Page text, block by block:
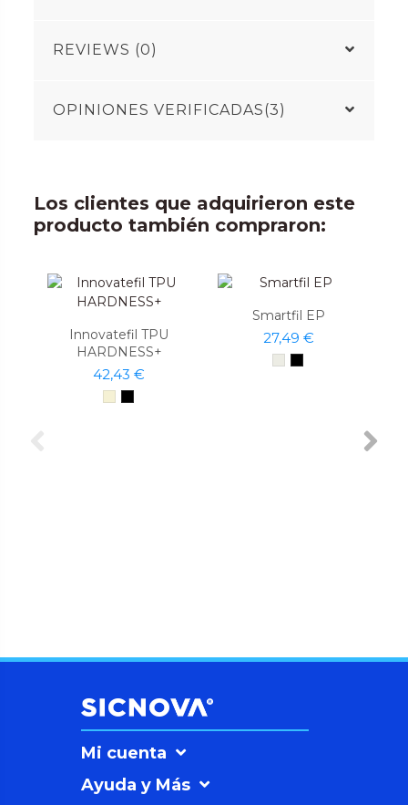
REVIEWS (0)
OPINIONES VERIFICADAS(3)
Los clientes que adquirieron este
producto también compraron:
Innovatefil TPU
HARDNESS+
42,43 €
Smartfil EP
27,49 €
Mi cuenta
Ayuda y Más